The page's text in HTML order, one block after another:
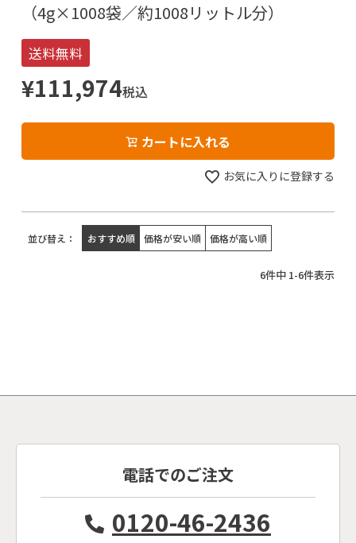
（4g×1008袋／約1008リットル分）
送料無料
¥111,974税込
カートに入れる
お気に入りに登録する
並び替え おすすめ順 価格が安い順 価格が高い順
6件中 1-6件表示
電話でのご注文
0120-46-2436